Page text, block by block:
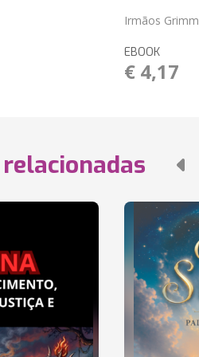
Irmãos Grimm
EBOOK
€ 4,17